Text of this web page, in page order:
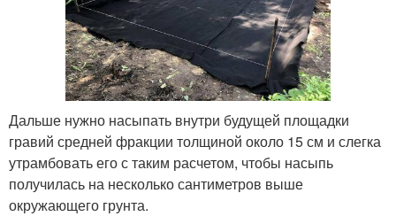
Дальше нужно насыпать внутри будущей площадки
гравий средней фракции толщиной около 15 см и слегка
утрамбовать его с таким расчетом, чтобы насыпь
получилась на несколько сантиметров выше
окружающего грунта.